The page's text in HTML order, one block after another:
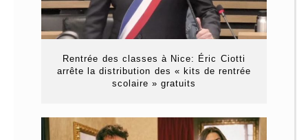
Rentrée des classes à Nice: Éric Ciotti
arrête la distribution des « kits de rentrée
scolaire » gratuits